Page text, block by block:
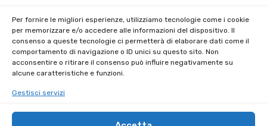
Per fornire le migliori esperienze, utilizziamo tecnologie come i cookie
per memorizzare e/o accedere alle informazioni del dispositivo. Il
consenso a queste tecnologie ci permetterà di elaborare dati come il
comportamento di navigazione o ID unici su questo sito. Non
acconsentire o ritirare il consenso può influire negativamente su
alcune caratteristiche e funzioni.
Gestisci servizi
Ti ridiamo liquidità
La soluzione al Pignoramento Immobiliare in 30 Giorni